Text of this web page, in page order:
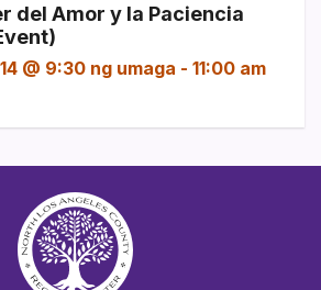
del Amor y la Paciencia
@ 9:30 ng umaga - 11:00 am